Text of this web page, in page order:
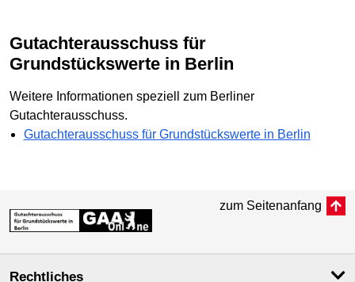
Gutachterausschuss für
Grundstückswerte in Berlin
Weitere Informationen speziell zum Berliner
Gutachterausschuss.
Gutachterausschuss für Grundstückswerte in Berlin
zum Seitenanfang
Rechtliches